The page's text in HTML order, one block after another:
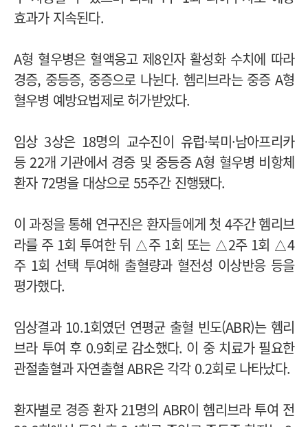
효과가 지속된다.
A형 혈우병은 혈액응고 제8인자 활성화 수치에 따라
경증, 중등증, 중증으로 나뉜다. 헴리브라는 중증 A형
혈우병 예방요법제로 허가받았다.
임상 3상은 18명의 교수진이 유럽·북미·남아프리카
등 22개 기관에서 경증 및 중등증 A형 혈우병 비항체
환자 72명을 대상으로 55주간 진행됐다.
이 과정을 통해 연구진은 환자들에게 첫 4주간 헴리브
라를 주 1회 투여한 뒤 △주 1회 또는 △2주 1회 △4
주 1회 선택 투여해 출혈량과 혈전성 이상반응 등을
평가했다.
임상결과 10.1회였던 연평균 출혈 빈도(ABR)는 헴리
브라 투여 후 0.9회로 감소했다. 이 중 치료가 필요한
관절출혈과 자연출혈 ABR은 각각 0.2회로 나타났다.
환자별로 경증 환자 21명의 ABR이 헴리브라 투여 전